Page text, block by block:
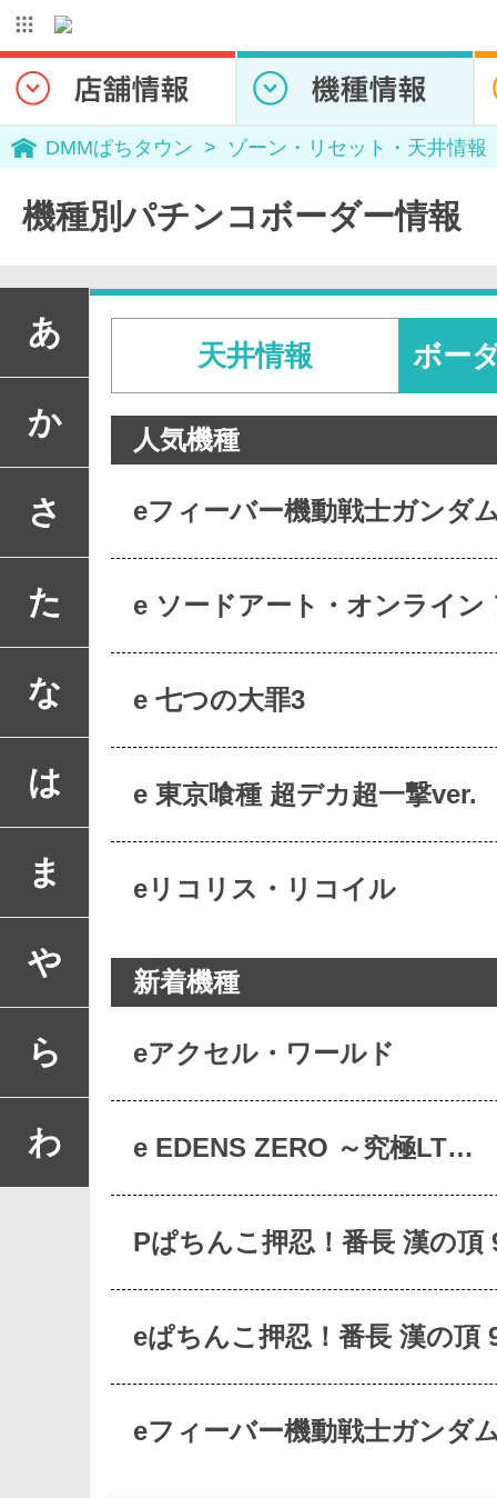
DMMぱちタウン ゾーン・リセット・天井情報
機種別パチンコボーダー情報
あ
か
さ
た
な
は
ま
や
ら
わ
天井情報 ボー
人気機種
eフィーバー機動戦士ガンダ
e ソードアート・オンライ
e 七つの大罪3
e 東京喰種 超デカ超一撃ver.
eリコリス・リコイル
新着機種
eアクセル・ワールド
e EDENS ZERO ～究極LT…
Pぱちんこ押忍！番長 漢の
eぱちんこ押忍！番長 漢の頂
eフィーバー機動戦士ガンダ